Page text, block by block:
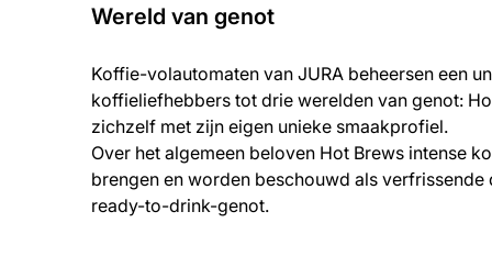
Wereld van genot
Koffie-volautomaten van JURA beheersen een
koffieliefhebbers tot drie werelden van genot:
zichzelf met zijn eigen unieke smaakprofiel.
Over het algemeen beloven Hot Brews intense
brengen en worden beschouwd als
ready-to-drink-genot.